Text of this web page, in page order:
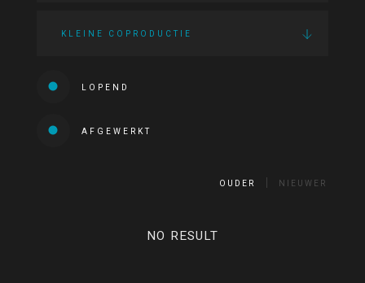
KLEINE COPRODUCTIE
LOPEND
AFGEWERKT
OUDER NIEUWER
NO RESULT